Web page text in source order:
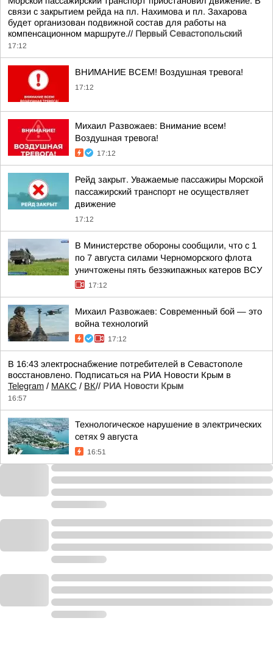
связи с закрытием рейда на пл. Нахимова и пл. Захарова
будет организован подвижной состав для работы на
компенсационном маршруте.// Первый Севастопольский
17:12
ВНИМАНИЕ ВСЕМ! Воздушная тревога!
17:12
Михаил Развожаев: Внимание всем!
Воздушная тревога!
17:12
Рейд закрыт. Уважаемые пассажиры Морской
пассажирский транспорт не осуществляет
движение
17:12
В Министерстве обороны сообщили, что с 1
по 7 августа силами Черноморского флота
уничтожены пять безэкипажных катеров ВСУ
17:12
Михаил Развожаев: Современный бой — это
война технологий
17:12
В 16:43 электроснабжение потребителей в Севастополе
восстановлено. Подписаться на РИА Новости Крым в
Telegram / МАКС / ВК// РИА Новости Крым
16:57
Технологическое нарушение в электрических
сетях 9 августа
16:51